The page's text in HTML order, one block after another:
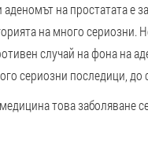
на простатата е
на много сериозни.
случай на фона на
сериозни последици, до
това заболяване